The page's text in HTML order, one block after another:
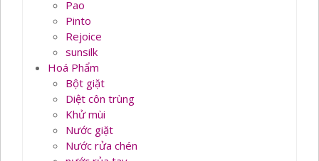
Pao
Pinto
Rejoice
sunsilk
Hoá Phẩm
Bột giặt
Diệt côn trùng
Khử mùi
Nước giặt
Nước rửa chén